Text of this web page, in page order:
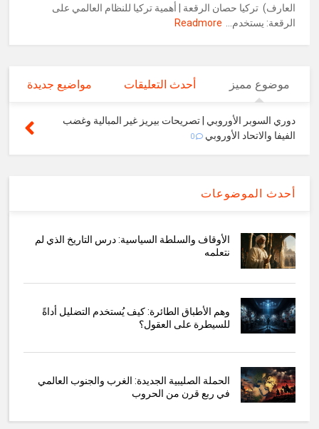
العارف) تركيا حصان الرقعة | أهمية تركيا للنظام العالمي على
الرقعة: يستخدم...
Readmore
موضوع مميز أحدث التعليقات مواضيع جديدة
دوري السوبر الأوروبي | تصريحات بيريز غير المبالية وغضب
الفيفا والاتحاد الأوروبي
0
أحدث الموضوعات
الأوقاف والسلطة السياسية: درس التاريخ الذي لم
نتعلمه
وهم الأطباق الطائرة: كيف يُستخدم التضليل أداةً
للسيطرة على العقول؟
الحملة الصليبية الجديدة: الغرب والجنوب العالمي
في ربع قرن من الحروب